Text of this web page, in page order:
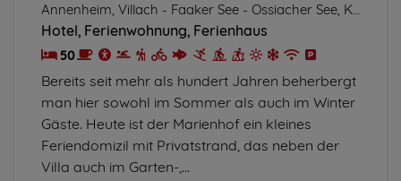
Annenheim, Villach - Faaker See - Ossiacher See, Kärnten
Hotel Ferienwohnung Ferienhaus
50
Bereits seit mehr als hundert Jahren beherbergt
man hier sowohl im Sommer als auch im Winter
Gäste. Heute ist der Marienhof ein kleines
Feriendomizil mit Privatstrand, das neben der
Villa auch im Garten-,...